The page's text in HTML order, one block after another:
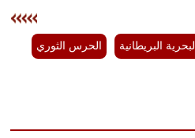
البحرية البريطانية الحرس الثوري